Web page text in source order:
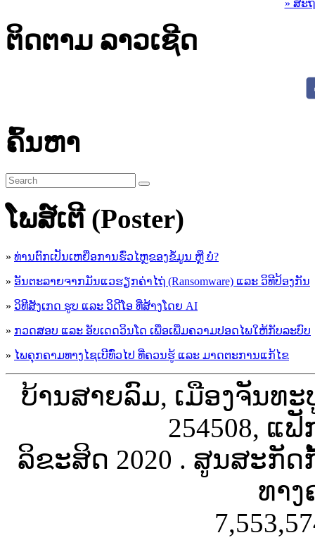
» ສະ
ຕິດຕາມ ລາວເຊີດ
ຄົ້ນຫາ
ໂພສ໌ເຕີ (Poster)
» ທ່ານຕົກເປັນເຫຍື່ອການຮົ່ວໄຫຼຂອງຂໍ້ມູນ ຫຼື ບໍ່?
» ອັນຕະລາຍຈາກມັນແວຮຽກຄ່າໄຖ່ (Ransomware) ແລະ ວິທີປ້ອງກັນ
» ວິທີສັງເກດ ຮູບ ແລະ ວິດີໂອ ທີ່ສ້າງໂດຍ AI
» ກວດສອບ ແລະ ອັບເດດວິນໂດ ເພື່ອເພີ່ມຄວາມປອດໄພໃຫ້ກັບລະບົບ
» ໄພຄຸກຄາມທາງໄຊເບີທົ່ວໄປ ທີ່ຄວນຮູ້ ແລະ ມາດຕະການແກ້ໄຂ
ບ້ານສາຍລົມ, ເມືອງຈັນທະ
254508, ແຟັ
ລິຂະສິດ 2020 . ສູນສະກັ
ທາງ